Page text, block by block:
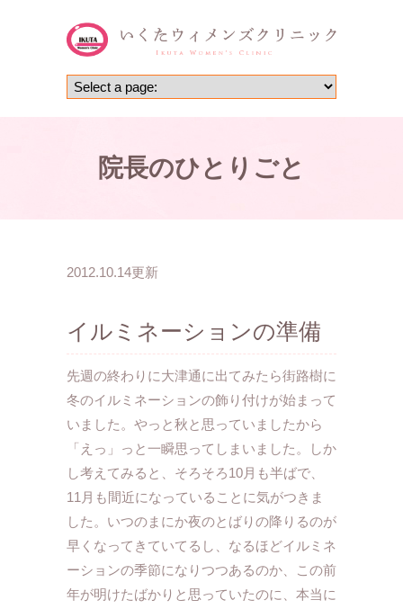
院長のひとりごと
2012.10.14更新
イルミネーションの準備
先週の終わりに大津通に出てみたら街路樹に
冬のイルミネーションの飾り付けが始まって
いました。やっと秋と思っていましたから
「えっ」っと一瞬思ってしまいました。しか
し考えてみると、そろそろ10月も半ばで、
11月も間近になっていることに気がつきま
した。いつのまにか夜のとばりの降りるのが
早くなってきていてるし、なるほどイルミネ
ーションの季節になりつつあるのか、この前
年が明けたばかりと思っていたのに、本当に